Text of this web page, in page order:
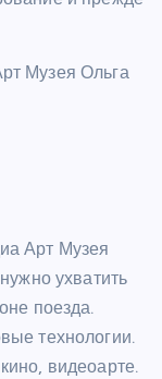
Музея Ольга
Арт Музея
ухватить
поезда.
технологии.
видеоарте.